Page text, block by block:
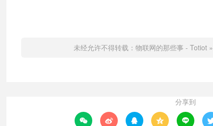
未经允许不得转载： 物联网的那些事 - Totiot »
分享到
    